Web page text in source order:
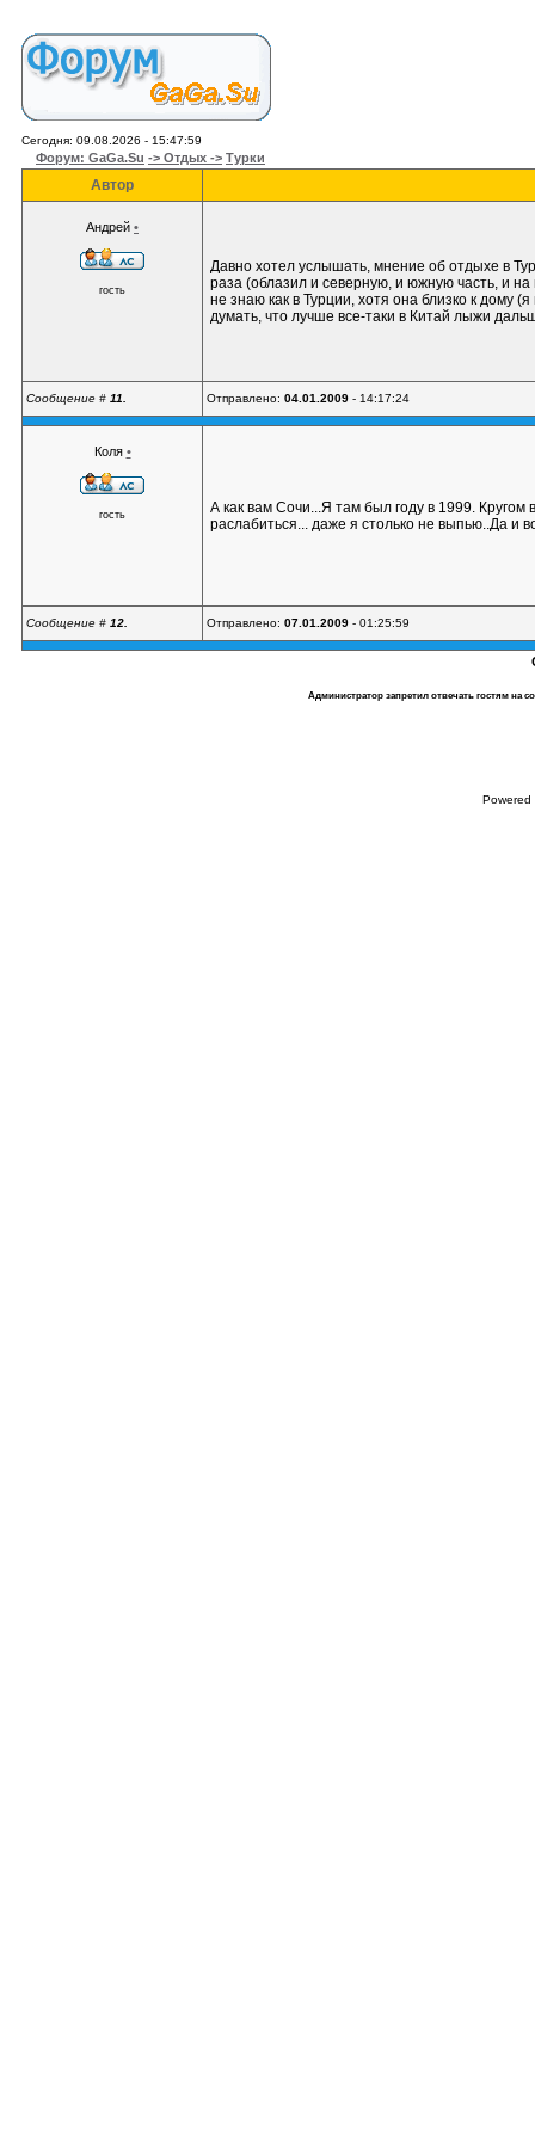
Сегодня: 09.08.2026 - 15:47:59
Форум: GaGa.Su -> Отдых -> Турки
Автор
Андрей •
гость
Давно хотел услышать, мнение об отдыхе в
раза (облазил и северную, и южную часть, и
не знаю как в Турции, хотя она близко к дому
думать, что лучше все-таки в Китай лыжи
Сообщение # 11. Отправлено: 04.01.2009 - 14:17:24
Коля •
гость
А как вам Сочи...Я там был году в 1999. Кругом
раслабиться... даже я столько не выпью..Да и
Сообщение # 12. Отправлено: 07.01.2009 - 01:25:59
Администратор запретил отвечать гостям на